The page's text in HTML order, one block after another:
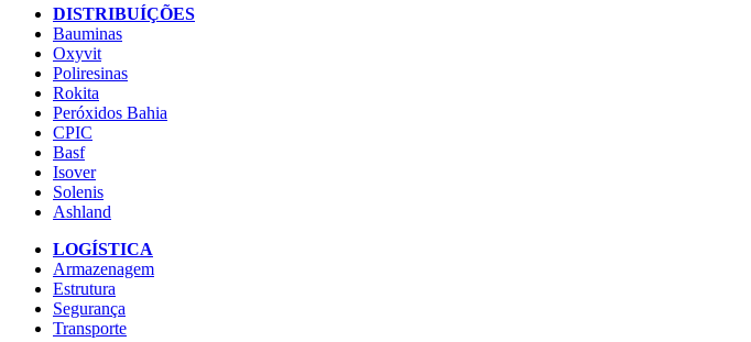
DISTRIBUÍÇÕES
Bauminas
Oxyvit
Poliresinas
Rokita
Peróxidos Bahia
CPIC
Basf
Isover
Solenis
Ashland
LOGÍSTICA
Armazenagem
Estrutura
Segurança
Transporte